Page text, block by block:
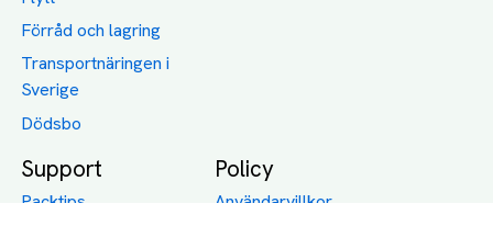
Förråd och lagring
Transportnäringen i
Sverige
Dödsbo
Support
Packtips
Policy
Användarvillkor